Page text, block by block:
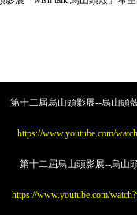
第十二屆烏山頭影展--烏山頭
https://www.youtube.com/
第十二屆烏山頭影展--烏山
https://www.youtube.com/